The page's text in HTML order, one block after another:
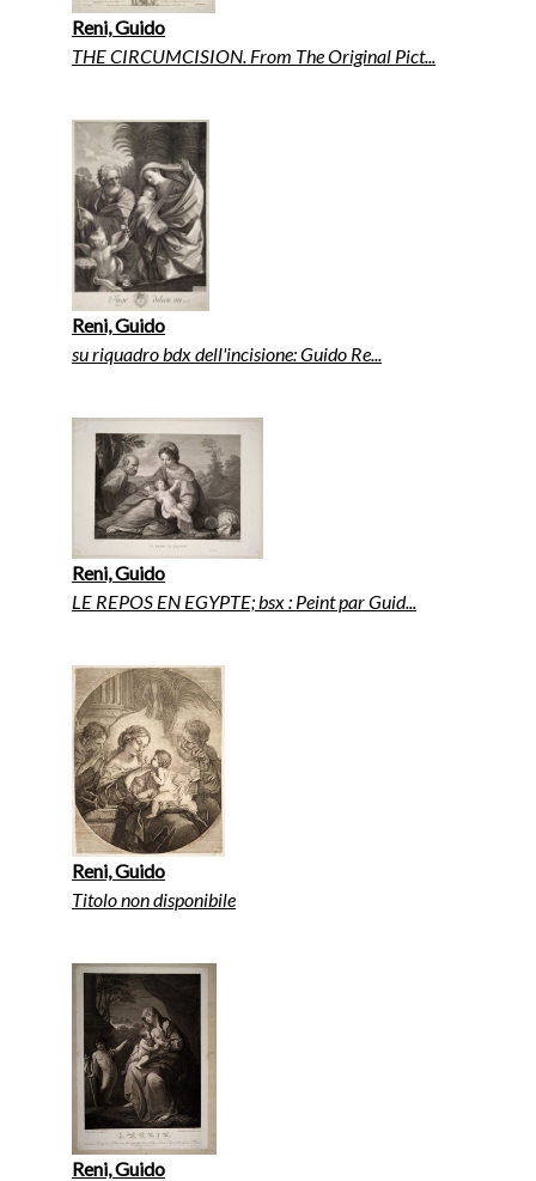
Reni, Guido
THE CIRCUMCISION. From The Original Pict...
Reni, Guido
su riquadro bdx dell'incisione: Guido Re...
Reni, Guido
LE REPOS EN EGYPTE; bsx : Peint par Guid...
Reni, Guido
Titolo non disponibile
Reni, Guido